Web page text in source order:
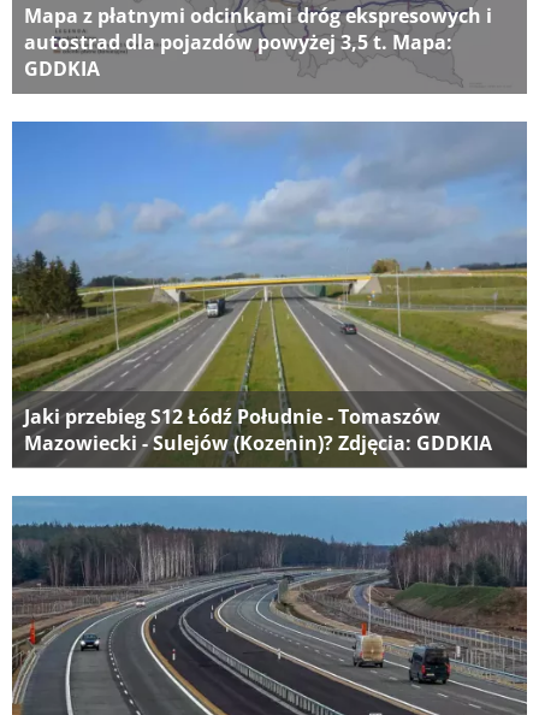
Mapa z płatnymi odcinkami dróg ekspresowych i
autostrad dla pojazdów powyżej 3,5 t. Mapa:
GDDKIA
Jaki przebieg S12 Łódź Południe - Tomaszów
Mazowiecki - Sulejów (Kozenin)? Zdjęcia: GDDKIA